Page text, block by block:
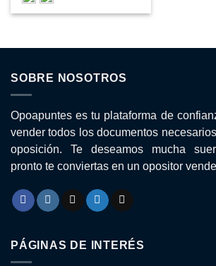
SOBRE NOSOTROS
Opoapuntes es tu plataforma de
vender todos los documentos
oposición. Te deseamos mucha
pronto te conviertas en un opositor
PÁGINAS DE INTERÉS